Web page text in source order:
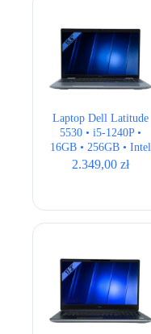
Laptop Dell Latitude
5530 • i5-1240P •
16GB • 256GB • Intel
UHD • 15,6 ” Full
2.349,00zł